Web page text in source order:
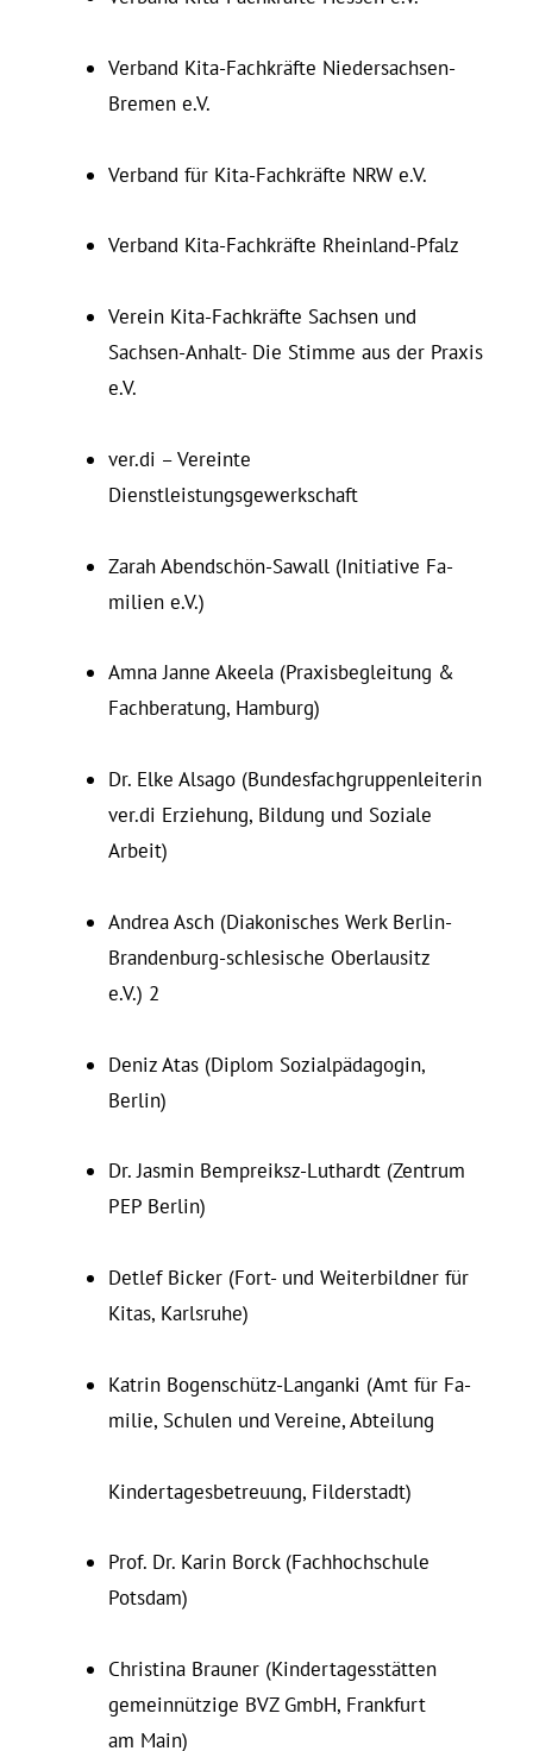
Verband Kita-Fachkräfte Nie­der­sachsen-
Bremen e.V.
Verband für Kita-Fachkräfte NRW e.V.
Verband Kita-Fachkräfte Rheinland-Pfalz
Verein Kita-Fachkräfte Sachsen und
Sachsen-Anhalt- Die Stimme aus der Praxis
e.V.
ver.di – Ver­einte
Dienstleistungsgewerkschaft
Zarah Abendschön‑Sawall (In­itiative Fa­
milien e.V.)
Amna Janne Akeela (Pra­xis­be­gleitung &
Fach­be­ratung, Hamburg)
Dr. Elke Alsago (Bun­des­fach­grup­pen­lei­terin
ver.di Er­ziehung, Bildung und So­ziale
Arbeit)
Andrea Asch (Dia­ko­ni­sches Werk Berlin-
Bran­denburg-schle­sische Ober­lausitz
e.V.) 2
Deniz Atas (Diplom Sozialpädagogin,
Berlin)
Dr. Jasmin Bem­preiksz-Luthardt (Zentrum
PEP Berlin)
Detlef Bicker (Fort- und Wei­ter­bildner für
Kitas, Karlsruhe)
Katrin Bogenschütz-Langanki (Amt für Fa­
milie, Schulen und Vereine, Abteilung
Kin­der­ta­ges­be­treuung, Filderstadt)
Prof. Dr. Karin Borck (Fach­hoch­schule
Potsdam)
Christina Brauner (Kindertagesstätten
gemeinnützige BVZ GmbH, Frankfurt
am Main)